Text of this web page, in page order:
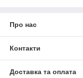
Про нас
Контакти
Доставка та оплата